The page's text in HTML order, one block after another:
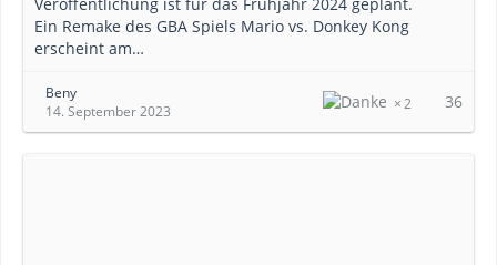
Ein Remake des GBA Spiels Mario vs. Donkey Kong
erscheint am…
Beny
14. September 2023
2 36